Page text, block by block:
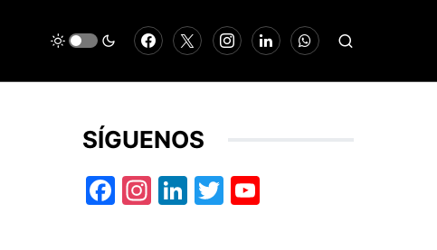
SÍGUENOS
Facebook
Instagram
LinkedIn
Twitter